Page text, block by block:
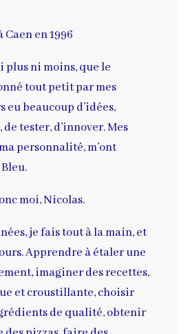
Caen en 1996
plus ni moins, que le
tout petit par mes
eu beaucoup d’idées,
tester, d’innover. Mes
personnalité, m’ont
moi, Nicolas.
je fais tout à la main, et
Apprendre à étaler une
imaginer des recettes,
et croustillante, choisir
de qualité, obtenir